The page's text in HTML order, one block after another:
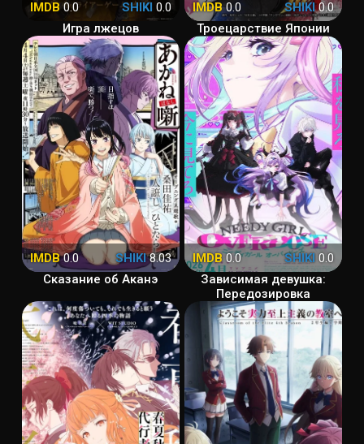
IMDB0.0 SHIKI 0.0
Игра лжецов
IMDB0.0 SHIKI0.0
Троецарствие Японии
IMDB0.0 SHIKI8.03
Сказание об Аканэ
IMDB0.0 SHIKI 0.0
Зависимая девушка:
Передозировка